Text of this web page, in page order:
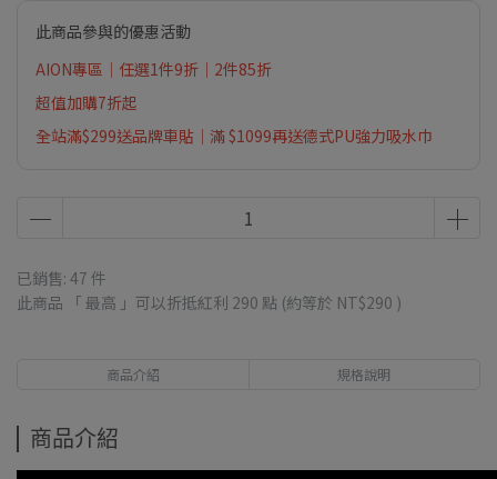
此商品參與的優惠活動
AION專區｜任選1件9折｜2件85折
超值加購7折起
全站滿$299送品牌車貼｜滿 $1099再送德式PU強力吸水巾
已銷售: 47 件
此商品 「 最高 」可以折抵紅利 290 點 (約等於 NT$290 )
商品介紹 規格說明
商品介紹